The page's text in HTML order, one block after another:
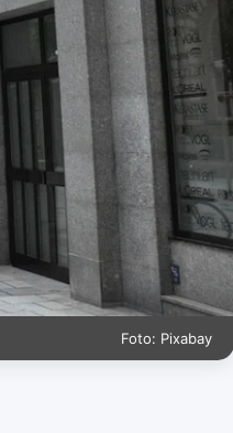
Foto: Pixabay